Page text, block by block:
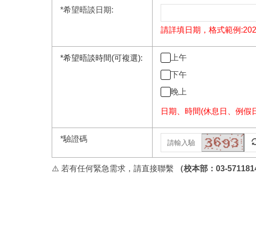
*希望晤談日期:
請詳填日期，格式範例
*希望晤談時間(可複選):
上午
下午
晚上
日期、時間(休息日、例假
*驗證碼
⚠️ 若有任何緊急需求，請直接聯繫 （校本部：03-